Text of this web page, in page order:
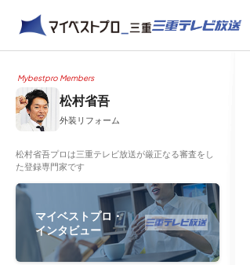
Mybestpro Members
松村省吾
外装リフォーム
松村省吾プロは三重テレビ放送が厳正なる審査をし
た登録専門家です
マイベストプロ・
インタビュー